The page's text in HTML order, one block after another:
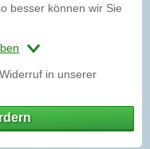
besser können wir Sie
in unserer